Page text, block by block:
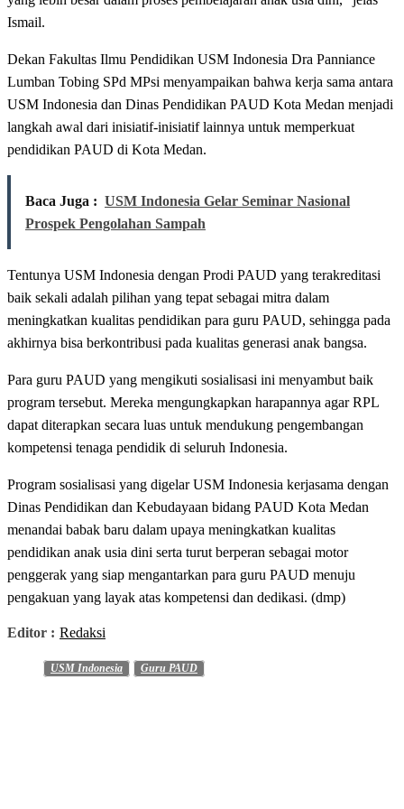
Ismail.
Dekan Fakultas Ilmu Pendidikan USM Indonesia Dra Panniance
Lumban Tobing SPd MPsi menyampaikan bahwa kerja sama antara
USM Indonesia dan Dinas Pendidikan PAUD Kota Medan menjadi
langkah awal dari inisiatif-inisiatif lainnya untuk memperkuat
pendidikan PAUD di Kota Medan.
Baca Juga : USM Indonesia Gelar Seminar Nasional
Prospek Pengolahan Sampah
Tentunya USM Indonesia dengan Prodi PAUD yang terakreditasi
baik sekali adalah pilihan yang tepat sebagai mitra dalam
meningkatkan kualitas pendidikan para guru PAUD, sehingga pada
akhirnya bisa berkontribusi pada kualitas generasi anak bangsa.
Para guru PAUD yang mengikuti sosialisasi ini menyambut baik
program tersebut. Mereka mengungkapkan harapannya agar RPL
dapat diterapkan secara luas untuk mendukung pengembangan
kompetensi tenaga pendidik di seluruh Indonesia.
Program sosialisasi yang digelar USM Indonesia kerjasama dengan
Dinas Pendidikan dan Kebudayaan bidang PAUD Kota Medan
menandai babak baru dalam upaya meningkatkan kualitas
pendidikan anak usia dini serta turut berperan sebagai motor
penggerak yang siap mengantarkan para guru PAUD menuju
pengakuan yang layak atas kompetensi dan dedikasi. (dmp)
Editor : Redaksi
USM Indonesia Guru PAUD